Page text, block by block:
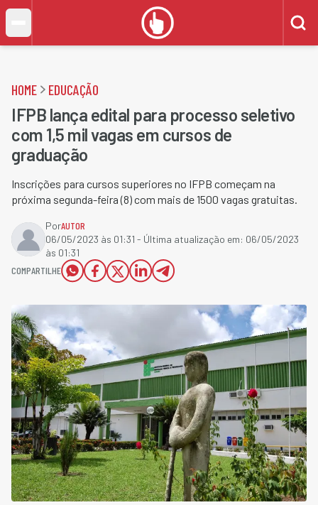
HOME EDUCAÇÃO
IFPB lança edital para processo seletivo
com 1,5 mil vagas em cursos de
graduação
Inscrições para cursos superiores no IFPB começam na
próxima segunda-feira (8) com mais de 1500 vagas gratuitas.
PorAUTOR
06/05/2023 às 01:31 - Última atualização em: 06/05/2023
às 01:31
COMPARTILHE